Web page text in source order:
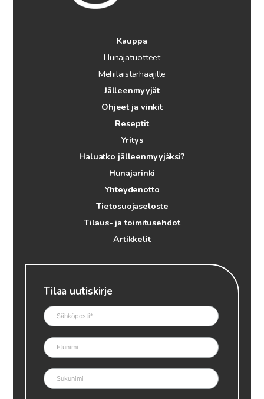
Kauppa
Hunajatuotteet
Mehiläistarhaajille
Jälleenmyyjät
Ohjeet ja vinkit
Reseptit
Yritys
Haluatko jälleenmyyjäksi?
Hunajarinki
Yhteydenotto
Tietosuojaseloste
Tilaus- ja toimitusehdot
Artikkelit
Tilaa uutiskirje